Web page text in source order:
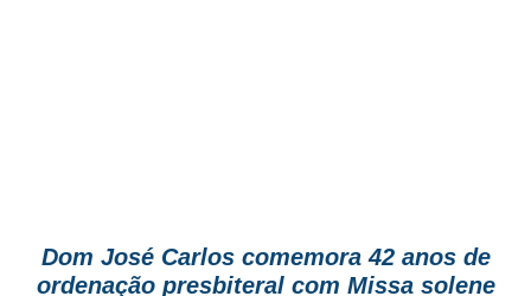
Dom José Carlos comemora 42 anos de
ordenação presbiteral com Missa solene